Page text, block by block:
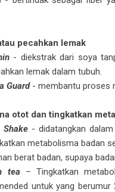
pecahkan lemak
- diekstrak dari soya
lemak dalam tubuh.
Guard - membantu proses
otot dan tingkatkan
Shake - didatangkan
metabolisma badan
berat badan, supaya
tea– Tingkatkan
untuk yang